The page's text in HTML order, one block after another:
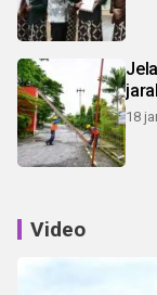
18
Video